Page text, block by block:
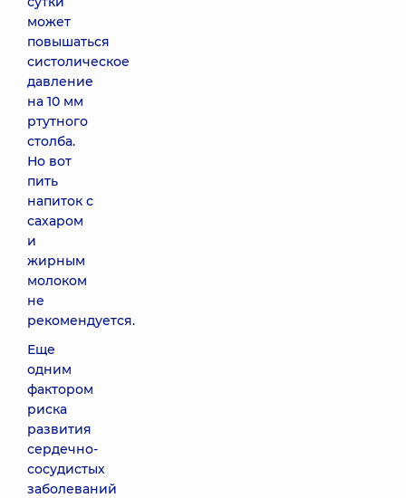
может
повышаться
систолическое
давление
на 10 мм
ртутного
столба.
Но вот
пить
напиток с
сахаром
и
жирным
молоком
не
рекомендуется.
Еще
одним
фактором
риска
развития
сердечно-
сосудистых
заболеваний